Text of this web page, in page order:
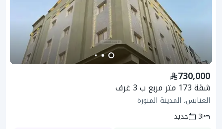
730,000
شقة 173 متر مربع ب 3 غرف
العنابس، المدينة المنورة
3
جديد